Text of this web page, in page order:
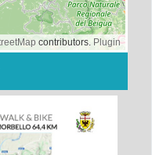
contributors. Plugin